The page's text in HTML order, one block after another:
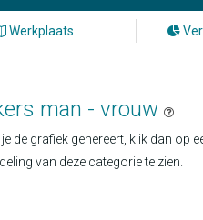
Werkplaats
man - vrouw
de grafiek genereert, klik dan op
van deze categorie te zien.